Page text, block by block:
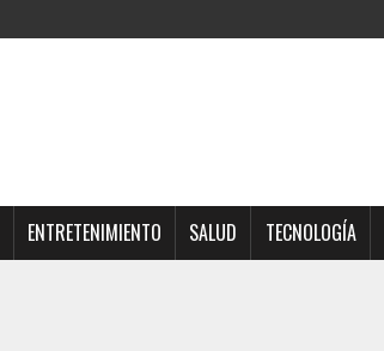
ENTRETENIMIENTO SALUD TECNOLOGÍA